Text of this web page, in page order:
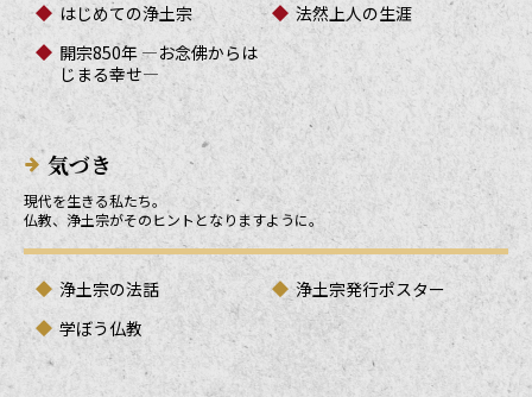
はじめての浄土宗
法然上人の生涯
開宗850年 ―お念佛からは
じまる幸せ―
気づき
現代を生きる私たち。
仏教、浄土宗がそのヒントとなりますように。
浄土宗の法話
浄土宗発行ポスター
学ぼう仏教